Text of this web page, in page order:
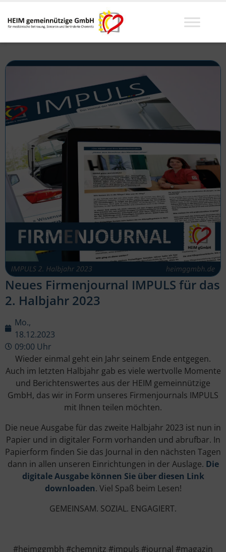
Neues Firmenjournal IMPULS für das
2. Halbjahr 2023
Mo.,
18.12.2023
09:00 Uhr
Wieder einmal geht ein Jahr seinem Ende entgegen.
Auch im letzten Halbjahr gab es viele wertvolle Momente
und Berichtenswertes aus der HEIM gemeinnützige
GmbH, das wir in Form unseres Firmenjournals IMPULS
mit Ihnen teilen möchten.
Die neue Ausgabe für das zweite Halbjahr 2023 ist nun in
Papier und in digitaler Form vorhanden und abrufbar. In
Papierform finden Sie das Journal in den nächsten Tagen
dann in allen unseren Einrichtungen in der Auslage. Die
digitale Ausgabe können Sie über diesen Link
downloaden. Viel Spaß beim Lesen!
GEMEINSAM. SOZIAL. ENGAGIERT.
#heimggmbh #chemnitz #impuls #journal #magazin